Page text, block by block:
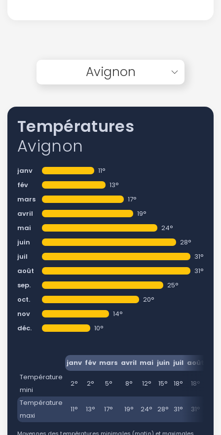
Avignon
Températures
Avignon
janv
11°
fév
13°
mars
17°
avril
19°
mai
24°
juin
28°
juil
31°
août
31°
sep.
25°
oct.
20°
nov
14°
déc.
10°
janv fév mars avril mai juin juil août
Température
mini
2° 2° 5° 8° 12° 15° 18° 18°
Température
maxi
11° 13° 17° 19° 24° 28° 31° 31°